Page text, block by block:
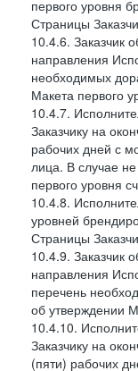
первого уровня
Страницы
10.4.6. Заказчик
направления
необходимых
Макета первого
10.4.7.
Заказчику на
рабочих дней с
лица. В случае
первого уровня
10.4.8.
уровней
Страницы
10.4.9. Заказчик
направления
перечень
об утверждении
10.4.10.
Заказчику на
(пяти) рабочих